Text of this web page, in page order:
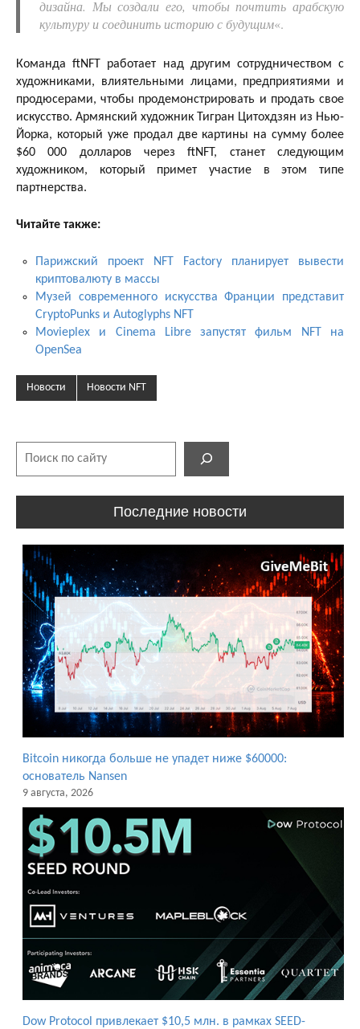
дизайна. Мы создали его, чтобы почтить арабскую
культуру и соединить историю с будущим«.
Команда ftNFT работает над другим сотрудничеством с
художниками, влиятельными лицами, предприятиями и
продюсерами, чтобы продемонстрировать и продать свое
искусство. Армянский художник Тигран Цитохдзян из Нью-
Йорка, который уже продал две картины на сумму более
$60 000 долларов через ftNFT, станет следующим
художником, который примет участие в этом типе
партнерства.
Читайте также:
Парижский проект NFT Factory планирует вывести
криптовалюту в массы
Музей современного искусства Франции представит
CryptoPunks и Autoglyphs NFT
Movieplex и Cinema Libre запустят фильм NFT на
OpenSea
Новости Новости NFT
Последние новости
Bitcoin никогда больше не упадет ниже $60000:
основатель Nansen
9 августа, 2026
Dow Protocol привлекает $10,5 млн. в рамках SEED-